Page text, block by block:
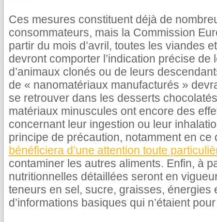
Ces mesures constituent déjà de
consommateurs, mais la Commission
partir du mois d’avril, toutes les viandes
devront comporter l’indication précise de
d’animaux clonés ou de leurs
de « nanomatériaux manufacturés »
se retrouver dans les desserts
matériaux minuscules ont encore des
concernant leur ingestion ou leur
principe de précaution, notamment en
bénéficiera d’une attention toute
contaminer les autres aliments. Enfin, à
nutritionnelles détaillées seront en
teneurs en sel, sucre, graisses, énergies
d’informations basiques qui n’étaient